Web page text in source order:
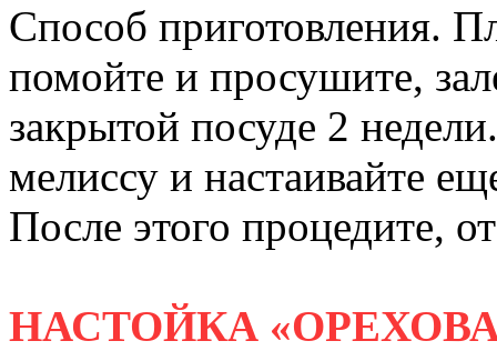
Способ приготовления.
помойте и просушите,
закрытой посуде 2
мелиссу и настаивайте
После этого процедите,
НАСТОЙКА